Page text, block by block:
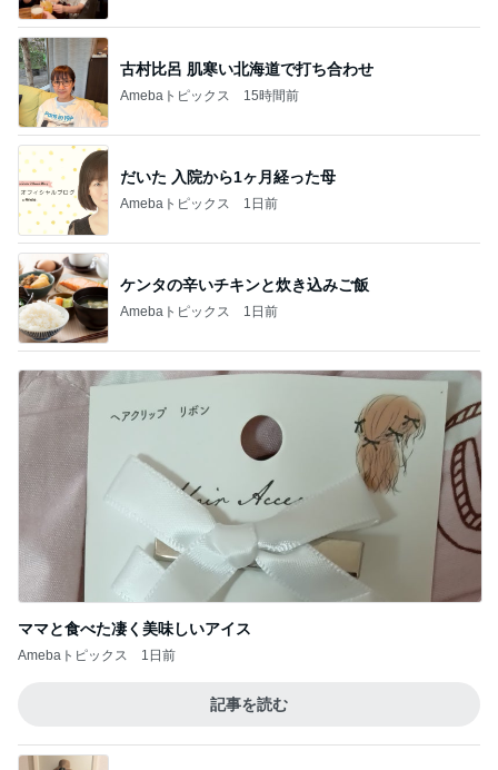
古村比呂 肌寒い北海道で打ち合わせ
Amebaトピックス 15時間前
だいた 入院から1ヶ月経った母
Amebaトピックス 1日前
ケンタの辛いチキンと炊き込みご飯
Amebaトピックス 1日前
ママと食べた凄く美味しいアイス
Amebaトピックス 1日前
記事を読む